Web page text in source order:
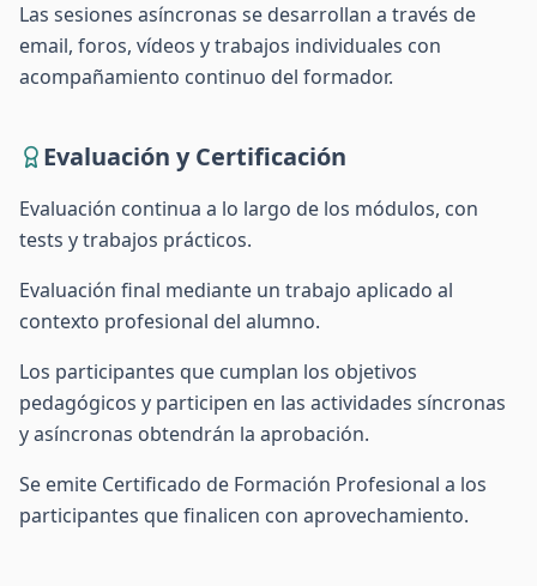
Las sesiones asíncronas se desarrollan a través de
email, foros, vídeos y trabajos individuales con
acompañamiento continuo del formador.
Evaluación y Certificación
Evaluación continua a lo largo de los módulos, con
tests y trabajos prácticos.
Evaluación final mediante un trabajo aplicado al
contexto profesional del alumno.
Los participantes que cumplan los objetivos
pedagógicos y participen en las actividades síncronas
y asíncronas obtendrán la aprobación.
Se emite Certificado de Formación Profesional a los
participantes que finalicen con aprovechamiento.